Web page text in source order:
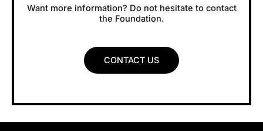
Want more information? Do not hesitate to contact
the Foundation.
CONTACT US